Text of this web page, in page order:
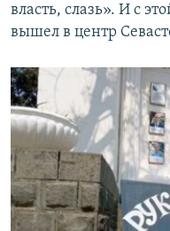
власть, слазь». И с
вышел в центр